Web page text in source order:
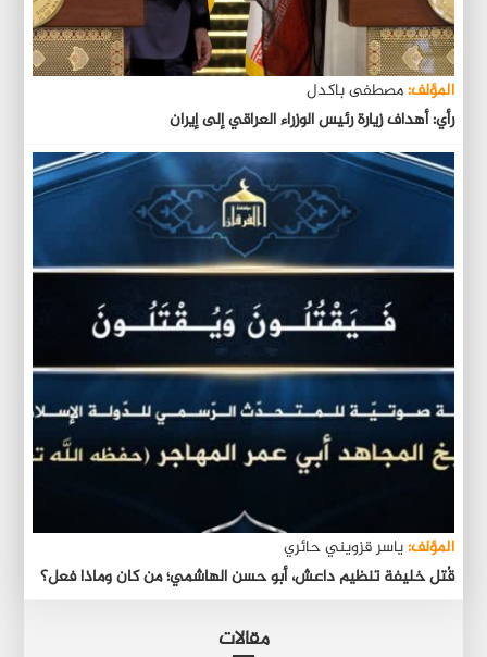
المؤلف:مصطفى باكدل
رأي: أهداف زيارة رئيس الوزراء العراقي إلى إيران
المؤلف:ياسر قزويني حائري
قُتل خليفة تنظيم داعش، أبو حسن الهاشمي؛ من كان وماذا فعل؟
مقالات